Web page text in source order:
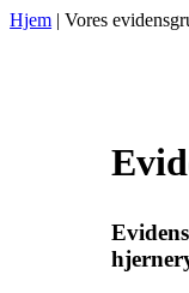
Hjem |Vores